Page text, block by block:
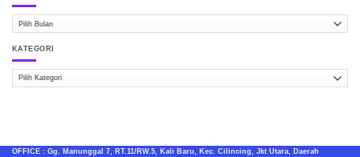
KATEGORI
Kategori
OFFICE : Gg. Manunggal 7, RT.11/RW.5, Kali Baru, Kec. Cilincing, Jkt Utara, Daerah